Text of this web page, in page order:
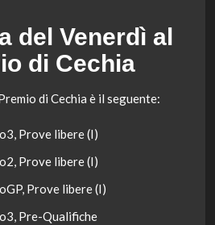
del Venerdì al
di Cechia
di Cechia è il seguente:
Prove libere (I)
Prove libere (I)
Prove libere (I)
Pre-Qualifiche